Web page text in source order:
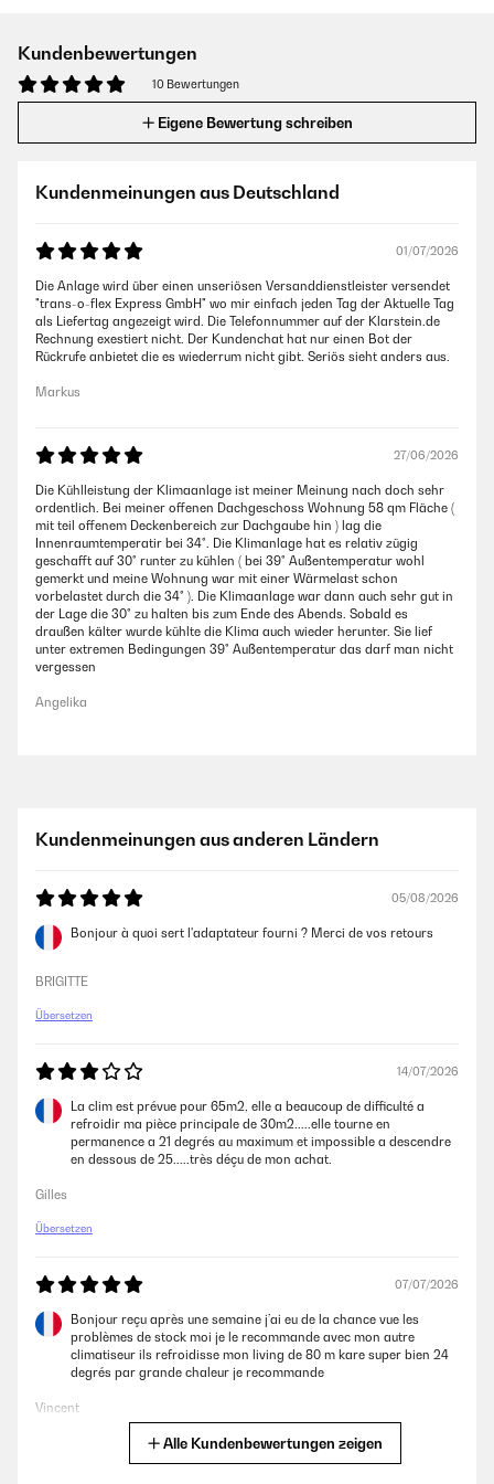
Kundenbewertungen
10 Bewertungen
Eigene Bewertung schreiben
Kundenmeinungen aus Deutschland
01/07/2026
Die Anlage wird über einen unseriösen Versanddienstleister versendet
"trans-o-flex Express GmbH" wo mir einfach jeden Tag der Aktuelle Tag
als Liefertag angezeigt wird. Die Telefonnummer auf der Klarstein.de
Rechnung exestiert nicht. Der Kundenchat hat nur einen Bot der
Rückrufe anbietet die es wiederrum nicht gibt. Seriös sieht anders aus.
Markus
27/06/2026
Die Kühlleistung der Klimaanlage ist meiner Meinung nach doch sehr
ordentlich. Bei meiner offenen Dachgeschoss Wohnung 58 qm Fläche (
mit teil offenem Deckenbereich zur Dachgaube hin ) lag die
Innenraumtemperatir bei 34°. Die Klimanlage hat es relativ zügig
geschafft auf 30° runter zu kühlen ( bei 39° Außentemperatur wohl
gemerkt und meine Wohnung war mit einer Wärmelast schon
vorbelastet durch die 34° ). Die Klimaanlage war dann auch sehr gut in
der Lage die 30° zu halten bis zum Ende des Abends. Sobald es
draußen kälter wurde kühlte die Klima auch wieder herunter. Sie lief
unter extremen Bedingungen 39° Außentemperatur das darf man nicht
vergessen
Angelika
Kundenmeinungen aus anderen Ländern
05/08/2026
Bonjour à quoi sert l'adaptateur fourni ? Merci de vos retours
BRIGITTE
Übersetzen
14/07/2026
La clim est prévue pour 65m2, elle a beaucoup de difficulté a
refroidir ma pièce principale de 30m2.....elle tourne en
permanence a 21 degrés au maximum et impossible a descendre
en dessous de 25.....très déçu de mon achat.
Gilles
Übersetzen
07/07/2026
Bonjour reçu après une semaine j’ai eu de la chance vue les
problèmes de stock moi je le recommande avec mon autre
climatiseur ils refroidisse mon living de 80 m kare super bien 24
degrés par grande chaleur je recommande
Vincent
Alle Kundenbewertungen zeigen